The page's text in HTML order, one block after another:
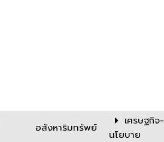
อสังหาริมทรัพย์
เศรษฐกิจ-
นโยบาย